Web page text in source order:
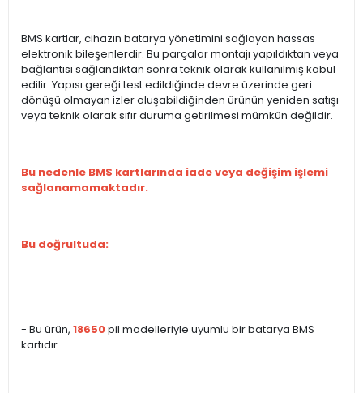
BMS kartlar, cihazın batarya yönetimini sağlayan hassas
elektronik bileşenlerdir. Bu parçalar montajı yapıldıktan veya
bağlantısı sağlandıktan sonra teknik olarak kullanılmış kabul
edilir. Yapısı gereği test edildiğinde devre üzerinde geri
dönüşü olmayan izler oluşabildiğinden ürünün yeniden satışı
veya teknik olarak sıfır duruma getirilmesi mümkün değildir.
Bu nedenle BMS kartlarında iade veya değişim işlemi
sağlanamamaktadır.
Bu doğrultuda:
- Bu ürün, 18650pil modelleriyle uyumlu bir batarya BMS
kartıdır.